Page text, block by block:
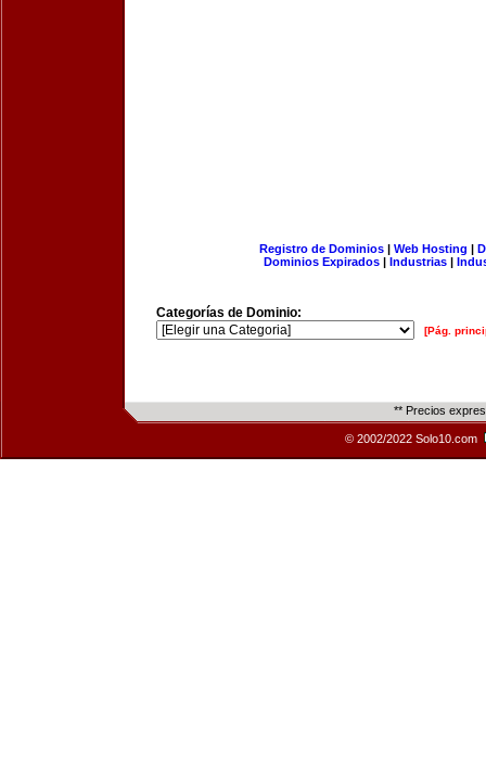
Registro de Dominios| Web Hosting |
Dominios Expirados | Industrias |
Categorías de Dominio:
[Pág.
** Precios
© 2002/2022 Solo10.com